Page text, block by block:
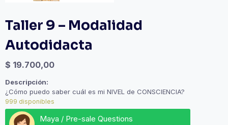
Taller 9 – Modalidad
Autodidacta
$ 19.700,00
Descripción:
¿Cómo puedo saber cuál es mi NIVEL de CONSCIENCIA?
999 disponibles
Maya / Pre-sale Questions